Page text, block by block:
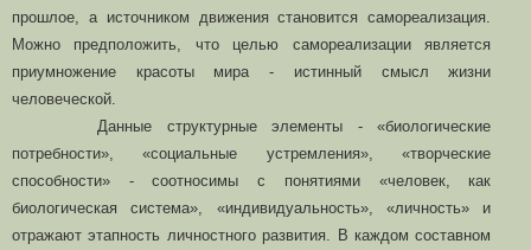
прошлое, а источником движения становится самореализация.
Можно предположить, что целью самореализации является
приумножение красоты мира - истинный смысл жизни
человеческой.
Данные структурные элементы - «биологические
потребности», «социальные устремления», «творческие
способности» - соотносимы с понятиями «человек, как
биологическая система», «индивидуальность», «личность» и
отражают этапность личностного развития. В каждом составном